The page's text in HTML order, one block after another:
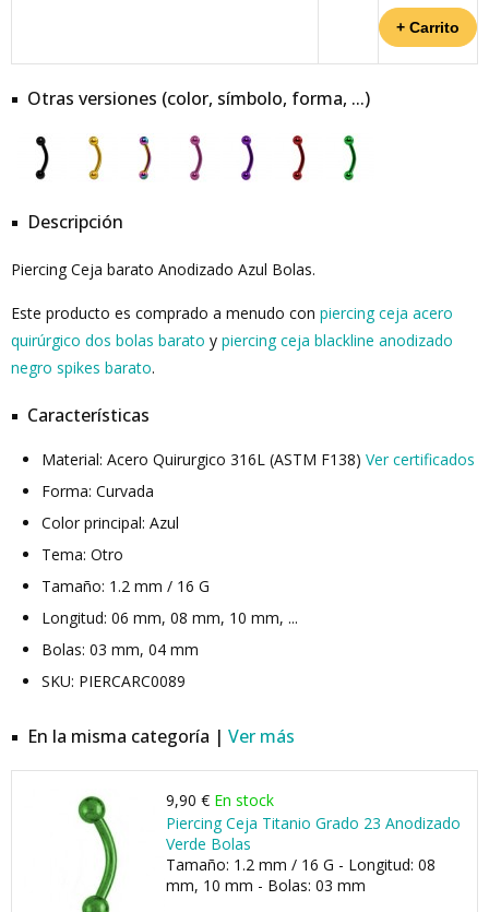
Otras versiones (color, símbolo, forma, ...)
Descripción
Piercing Ceja barato Anodizado Azul Bolas.
Este producto es comprado a menudo con piercing ceja acero
quirúrgico dos bolas barato y piercing ceja blackline anodizado
negro spikes barato.
Características
Material: Acero Quirurgico 316L (ASTM F138) Ver certificados
Forma: Curvada
Color principal: Azul
Tema: Otro
Tamaño: 1.2 mm / 16 G
Longitud: 06 mm, 08 mm, 10 mm, ...
Bolas: 03 mm, 04 mm
SKU: PIERCARC0089
En la misma categoría | Ver más
9,90 € En stock
Piercing Ceja Titanio Grado 23 Anodizado
Verde Bolas
Tamaño: 1.2 mm / 16 G - Longitud: 08
mm, 10 mm - Bolas: 03 mm